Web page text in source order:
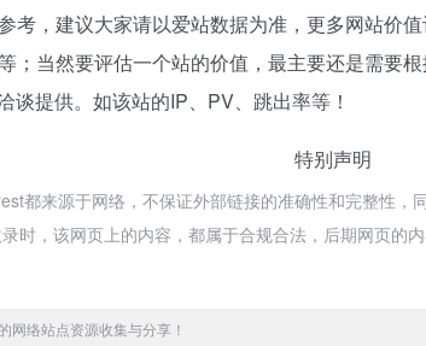
考，建议大家请以爱站数据为准，更多网站价
；当然要评估一个站的价值，最主要还是需要
谈提供。如该站的IP、PV、跳出率等！
特别声明
都来源于网络，不保证外部链接的准确性和完整性
时，该网页上的内容，都属于合规合法，后期网页的
网络站点资源收集与分享！